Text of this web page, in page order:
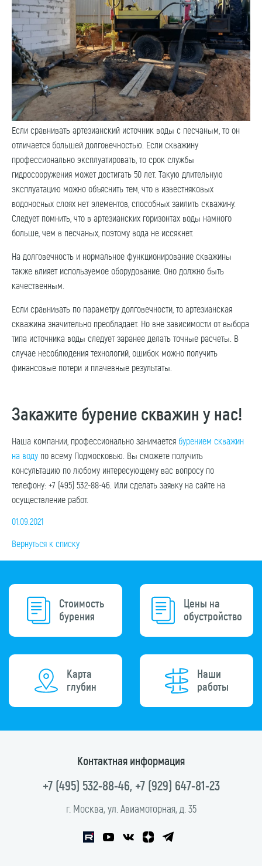
Если сравнивать артезианский источник воды с песчаным, то он
отличается большей долговечностью. Если скважину
профессионально эксплуатировать, то срок службы
гидросооружения может достигать 50 лет. Такую длительную
эксплуатацию можно объяснить тем, что в известняковых
водоносных слоях нет элементов, способных заилить скважину.
Следует помнить, что в артезианских горизонтах воды намного
больше, чем в песчаных, поэтому вода не иссякнет.
На долговечность и нормальное функционирование скважины
также влияет используемое оборудование. Оно должно быть
качественным.
Если сравнивать по параметру долговечности, то артезианская
скважина значительно преобладает. Но вне зависимости от выбора
типа источника воды следует заранее делать точные расчеты. В
случае несоблюдения технологий, ошибок можно получить
финансовые потери и плачевные результаты.
Закажите бурение скважин у нас!
Наша компании, профессионально занимается бурением скважин
на воду по всему Подмосковью. Вы сможете получить
консультацию по любому интересующему вас вопросу по
телефону: +7 (495) 532-88-46. Или сделать заявку на сайте на
осуществление работ.
01.09.2021
Вернуться к списку
Стоимость
бурения
Цены на
обустройство
Карта
глубин
Наши
работы
Контактная информация
+7 (495) 532-88-46, +7 (929) 647-81-23
г. Москва, ул. Авиамоторная, д. 35